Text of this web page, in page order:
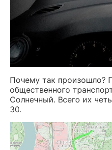
Почему так произошло?
общественного
Солнечный. Всего их
30.